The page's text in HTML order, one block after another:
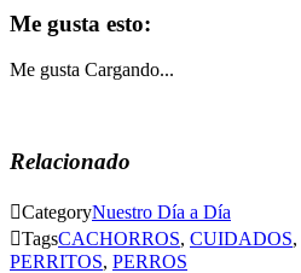
Me gusta esto:
Me gusta Cargando...
Relacionado
CategoryNuestro Día a Día
TagsCACHORROS, CUIDADOS,
PERRITOS, PERROS